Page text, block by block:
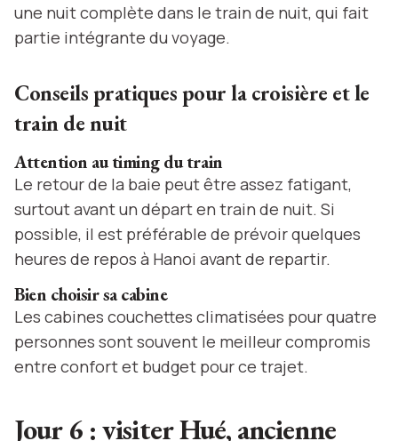
une nuit complète dans le train de nuit, qui fait
partie intégrante du voyage.
Conseils pratiques pour la croisière et le
train de nuit
Attention au timing du train
Le retour de la baie peut être assez fatigant,
surtout avant un départ en train de nuit. Si
possible, il est préférable de prévoir quelques
heures de repos à Hanoi avant de repartir.
Bien choisir sa cabine
Les cabines couchettes climatisées pour quatre
personnes sont souvent le meilleur compromis
entre confort et budget pour ce trajet.
Jour 6 : visiter Hué, ancienne